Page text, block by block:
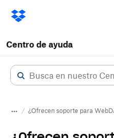
Centro de ayuda
¿Ofrecen soporte para